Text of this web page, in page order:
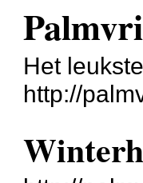
Het
http://